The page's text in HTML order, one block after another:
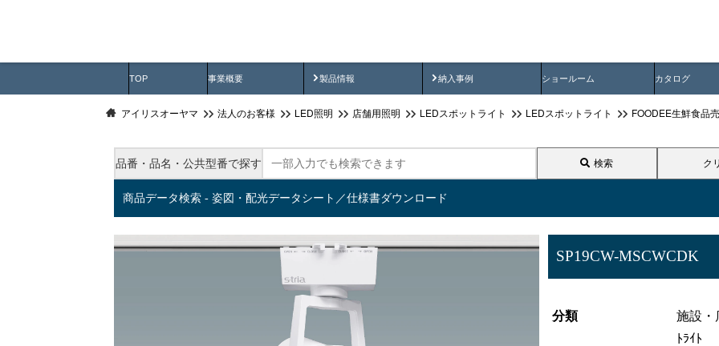
TOP 事業概要 製品情報
製品動画 納入事例
納入事例動画 ショールーム カタログ
アイリスオーヤマ 法人のお客様 LED照明 店舗用照明 LEDスポットライト LEDスポットライト FOODEE生鮮食品
品番・品名・公共型番で探す 検索 ク
商品データ検索 - 姿図・配光データシート／仕様書ダウンロード
SP19CW-MSCWCDK
分類
施設
ﾄﾗｲﾄ